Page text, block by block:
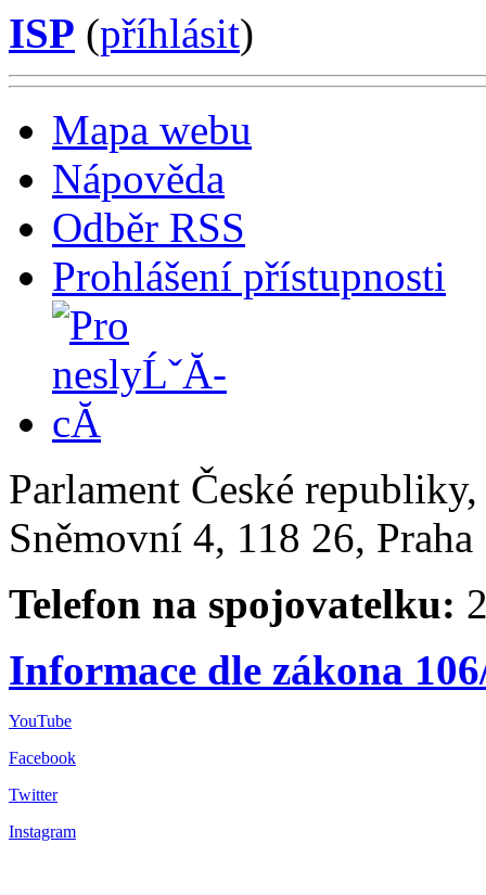
ISP (příhlásit)
Mapa webu
Nápověda
Odběr RSS
Prohlášení přístupnosti
Parlament České
Sněmovní 4, 118 26,
Telefon na spojovatelku:
Informace dle zákona
YouTube
Facebook
Twitter
Instagram